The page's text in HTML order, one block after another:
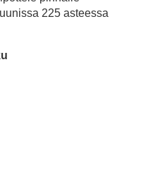
225 asteessa